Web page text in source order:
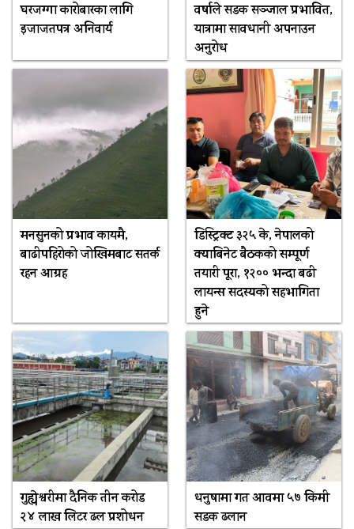
घरजग्गा कारोबारका लागि
इजाजतपत्र अनिवार्य
वर्षाले सडक सञ्जाल प्रभावित,
यात्रामा सावधानी अपनाउन
अनुरोध
मनसुनको प्रभाव कायमै,
बाढीपहिरोको जोखिमबाट सतर्क
रहन आग्रह
डिस्ट्रिक्ट ३२५ के, नेपालको
क्याबिनेट बैठकको सम्पूर्ण
तयारी पूरा, १२०० भन्दा बढी
लायन्स सदस्यको सहभागिता
हुने
गुह्येश्वरीमा दैनिक तीन करोड
२४ लाख लिटर ढल प्रशोधन
धनुषामा गत आवमा ५७ किमी
सडक ढलान